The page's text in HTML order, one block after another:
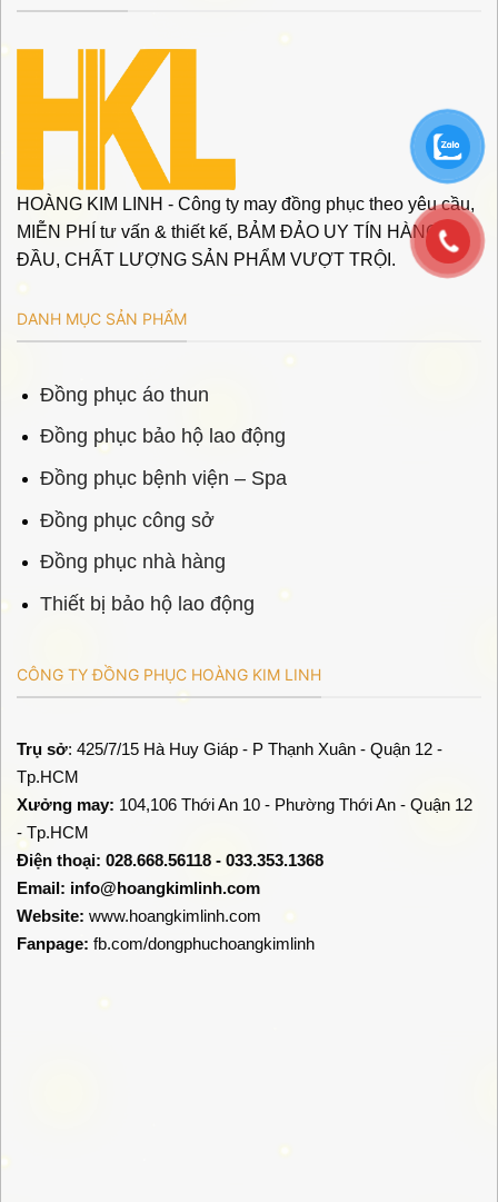
HOÀNG KIM LINH - Công ty may đồng phục theo yêu cầu,
MIỄN PHÍ tư vấn & thiết kế, BẢM ĐẢO UY TÍN HÀNG
ĐẦU, CHẤT LƯỢNG SẢN PHẨM VƯỢT TRỘI.
DANH MỤC SẢN PHẨM
Đồng phục áo thun
Đồng phục bảo hộ lao động
Đồng phục bệnh viện – Spa
Đồng phục công sở
Đồng phục nhà hàng
Thiết bị bảo hộ lao động
CÔNG TY ĐỒNG PHỤC HOÀNG KIM LINH
Trụ sở: 425/7/15 Hà Huy Giáp - P Thạnh Xuân - Quận 12 -
Tp.HCM
Xưởng may: 104,106 Thới An 10 - Phường Thới An - Quận 12
- Tp.HCM
Điện thoại: 028.668.56118 - 033.353.1368
Email: info@hoangkimlinh.com
Website: www.hoangkimlinh.com
Fanpage: fb.com/dongphuchoangkimlinh